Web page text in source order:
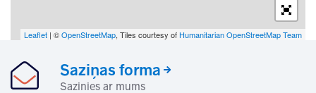
Leaflet | ©OpenStreetMap, Tiles courtesy of Humanitarian OpenStreetMap Team
Saziņas forma
Sazinies ar mums